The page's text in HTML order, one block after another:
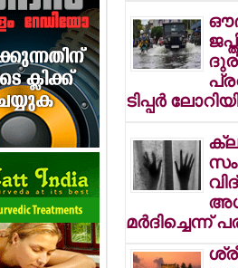
ടിപ്പര്‍
മര്‍ദിച്ചെന്ന്